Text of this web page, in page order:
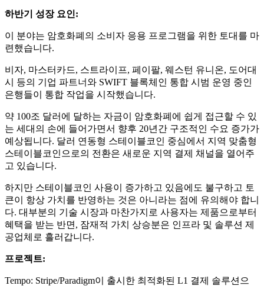
하반기 성장 요인:
이 분야는 암호화폐의 소비자 응용 프로그램을 위한 토대를 마
련했습니다.
비자, 마스터카드, 스트라이프, 페이팔, 웨스턴 유니온, 도어대
시 등의 기업 파트너와 SWIFT 블록체인 통합 시범 운영 중인
은행들이 통합 작업을 시작했습니다.
약 100조 달러에 달하는 자금이 암호화폐에 쉽게 접근할 수 있
는 세대의 손에 들어가면서 향후 20년간 구조적인 수요 증가가
예상됩니다. 달러 연동형 스테이블코인 중심에서 지역 맞춤형
스테이블코인으로의 전환은 새로운 지역 결제 채널을 열어주
고 있습니다.
하지만 스테이블코인 사용이 증가하고 있음에도 불구하고 토
큰이 항상 가치를 반영하는 것은 아니라는 점에 유의해야 합니
다. 대부분의 기술 시장과 마찬가지로 사용자는 제품으로부터
혜택을 받는 반면, 잠재적 가치 상승분은 인프라 및 솔루션 제
공업체로 흘러갑니다.
프로젝트:
Tempo: Stripe/Paradigm이 출시한 최적화된 L1 결제 솔루션으